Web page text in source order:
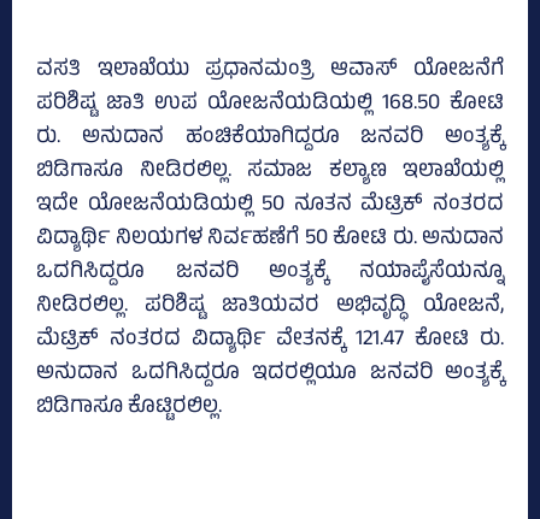
ವಸತಿ ಇಲಾಖೆಯು ಪ್ರಧಾನಮಂತ್ರಿ ಆವಾಸ್‌ ಯೋಜನೆಗೆ
ಪರಿಶಿಷ್ಟ ಜಾತಿ ಉಪ ಯೋಜನೆಯಡಿಯಲ್ಲಿ 168.50 ಕೋಟಿ
ರು. ಅನುದಾನ ಹಂಚಿಕೆಯಾಗಿದ್ದರೂ ಜನವರಿ ಅಂತ್ಯಕ್ಕೆ
ಬಿಡಿಗಾಸೂ ನೀಡಿರಲಿಲ್ಲ. ಸಮಾಜ ಕಲ್ಯಾಣ ಇಲಾಖೆಯಲ್ಲಿ
ಇದೇ ಯೋಜನೆಯಡಿಯಲ್ಲಿ 50 ನೂತನ ಮೆಟ್ರಿಕ್‌ ನಂತರದ
ವಿದ್ಯಾರ್ಥಿ ನಿಲಯಗಳ ನಿರ್ವಹಣೆಗೆ 50 ಕೋಟಿ ರು. ಅನುದಾನ
ಒದಗಿಸಿದ್ದರೂ ಜನವರಿ ಅಂತ್ಯಕ್ಕೆ ನಯಾಪೈಸೆಯನ್ನೂ
ನೀಡಿರಲಿಲ್ಲ. ಪರಿಶಿಷ್ಟ ಜಾತಿಯವರ ಅಭಿವೃದ್ಧಿ ಯೋಜನೆ,
ಮೆಟ್ರಿಕ್‌ ನಂತರದ ವಿದ್ಯಾರ್ಥಿ ವೇತನಕ್ಕೆ 121.47 ಕೋಟಿ ರು.
ಅನುದಾನ ಒದಗಿಸಿದ್ದರೂ ಇದರಲ್ಲಿಯೂ ಜನವರಿ ಅಂತ್ಯಕ್ಕೆ
ಬಿಡಿಗಾಸೂ ಕೊಟ್ಟಿರಲಿಲ್ಲ.